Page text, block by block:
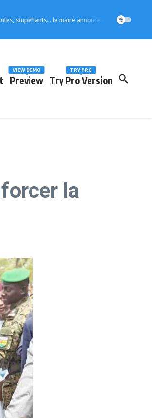
le maire annonce des mesures strictes
Preview
VIEW DEMO
Try Pro Version
TRY PRO
la